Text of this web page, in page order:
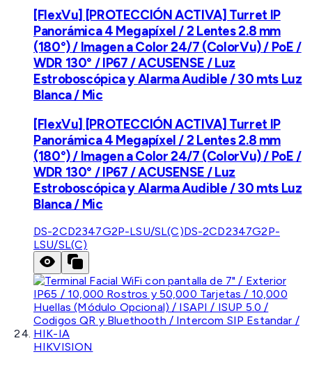
[FlexVu] [PROTECCIÓN ACTIVA] Turret IP
Panorámica 4 Megapíxel / 2 Lentes 2.8 mm
(180°) / Imagen a Color 24/7 (ColorVu) / PoE /
WDR 130° / IP67 / ACUSENSE / Luz
Estroboscópica y Alarma Audible / 30 mts Luz
Blanca / Mic
[FlexVu] [PROTECCIÓN ACTIVA] Turret IP
Panorámica 4 Megapíxel / 2 Lentes 2.8 mm
(180°) / Imagen a Color 24/7 (ColorVu) / PoE /
WDR 130° / IP67 / ACUSENSE / Luz
Estroboscópica y Alarma Audible / 30 mts Luz
Blanca / Mic
DS-2CD2347G2P-LSU/SL(C)DS-2CD2347G2P-
LSU/SL(C)
HIKVISION